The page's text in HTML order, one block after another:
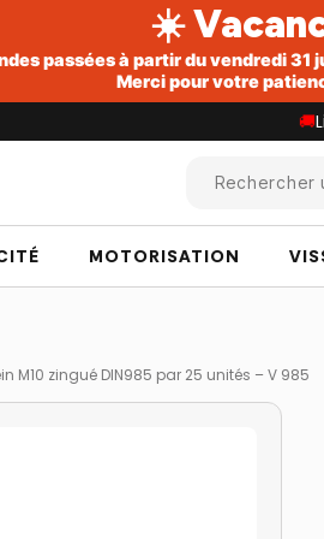
☀️
passées à partir du vendredi 31
Merci pour votre
🚚
Rechercher
MOTORISATION
M10 zingué DIN985 par 25 unités – V 985